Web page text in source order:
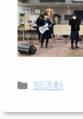
カ
ゴ
部活動